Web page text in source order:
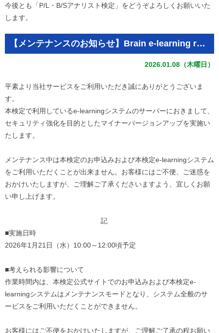
今後とも「P/L・B/Sアナリスト検定」をどうぞよろしくお願いいた
します。
【メンテナンスのお知らせ】Brain e-learning room
2026.01.08（木曜日）
平素より当社サービスをご利用いただき誠にありがとうございま
す。
本検定で利用しているe-learningシステムのサーバーにおきまして、
セキュリティ強化を目的としたマイナーバージョンアップを実施い
たします。
メンテナンス中は本検定のお申込みおよび本検定e-learningシステム
をご利用いただくことが出来ません。お客様にはご不便、ご迷惑を
おかけいたしますが、ご理解ご了承くださいますよう、宜しくお願
い申し上げます。
記
■実施日時
2026年1月21日（水）10:00～12:00頃予定
■考えられる影響について
作業時間内は、本検定公式サイトでのお申込みおよび本検定e-
learningシステムはメンテナンスモードとなり、システム全般のサ
ービスをご利用いただくことができません。
お客様にはご不便をおかけいたしますが、ご理解ご了承の程お願い